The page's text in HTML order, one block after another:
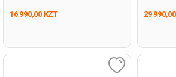
16 990,00 KZT 29